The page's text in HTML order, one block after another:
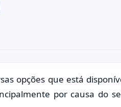
opções que está
por causa do